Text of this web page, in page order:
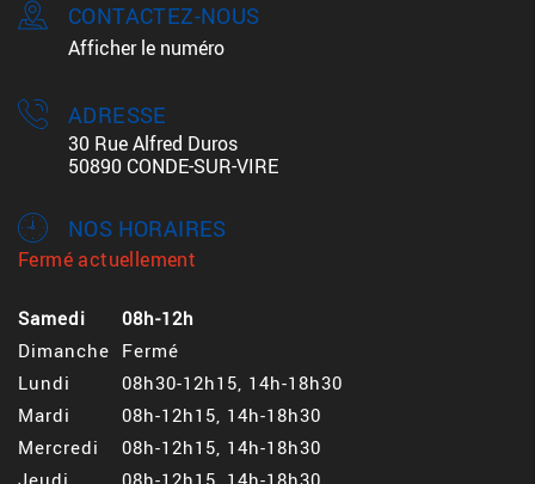
CONTACTEZ-NOUS
Afficher le numéro
ADRESSE
30 Rue Alfred Duros
50890 CONDE-SUR-VIRE
NOS HORAIRES
Fermé actuellement
Samedi
08h-12h
Dimanche Fermé
Lundi
08h30-12h15, 14h-18h30
Mardi
08h-12h15, 14h-18h30
Mercredi
08h-12h15, 14h-18h30